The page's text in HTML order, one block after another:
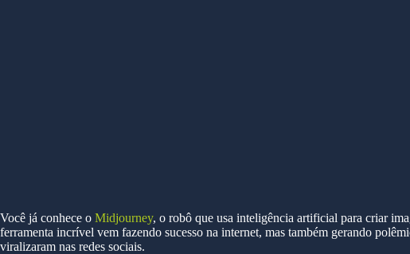
Você já conhece o Midjourney, o robô que usa inteligência artificial para criar
ferramenta incrível vem fazendo sucesso na internet, mas também gerando
viralizaram nas redes sociais.